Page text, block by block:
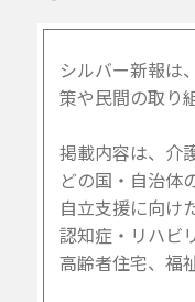
シルバー新報は
策や民間の取り
掲載内容は、介
どの国・自治体
自立支援に向け
認知症・リハビ
高齢者住宅、福